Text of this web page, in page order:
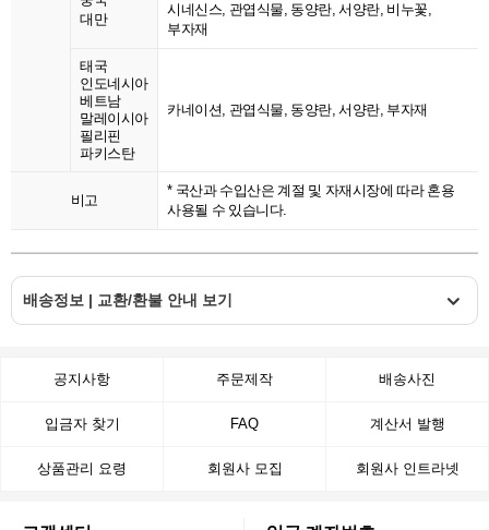
대만
시네신스, 관엽식물, 동양란, 서양란, 비누꽃,
부자재
태국
인도네시아
베트남
말레이시아
필리핀
파키스탄
카네이션, 관엽식물, 동양란, 서양란, 부자재
비고
* 국산과 수입산은 계절 및 자재시장에 따라 혼용
사용될 수 있습니다.
배송정보 | 교환/환불 안내 보기
공지사항 주문제작 배송사진
입금자 찾기 FAQ 계산서 발행
상품관리 요령 회원사 모집 회원사 인트라넷